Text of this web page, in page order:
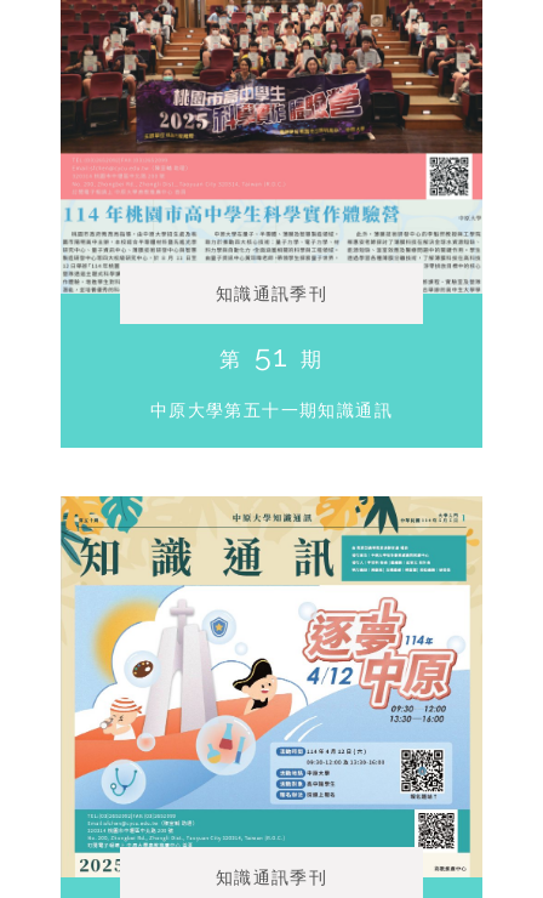
知識通訊季刊
第 51 期
中原大學第五十一期知識通訊
知識通訊季刊